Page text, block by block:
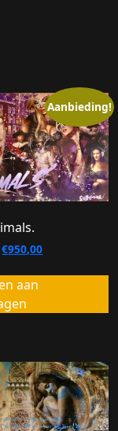
Aanbieding!
Oorspronkelijke
was:
€950,00Huidige
is:
aan